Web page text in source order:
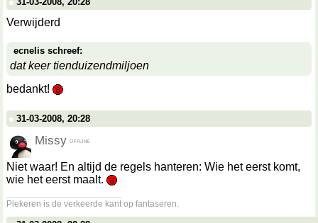
Verwijderd
ecnelis schreef:
dat keer tienduizendmiljoen
bedankt!
31-03-2008, 20:28
Missy
Niet waar! En altijd de regels hanteren: Wie het eerst komt,
wie het eerst maalt.
Piekeren is de verkeerde kant op fantaseren.